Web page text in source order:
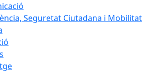
Seguretat Ciutadana i Mobilitat